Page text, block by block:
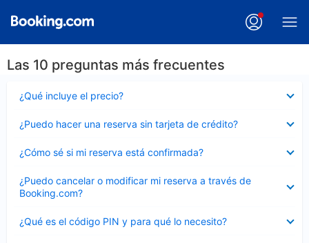
Las 10 preguntas más frecuentes
¿Qué incluye el precio?
cerrado
¿Puedo hacer una reserva sin tarjeta de crédito?
cerrado
¿Cómo sé si mi reserva está confirmada?
cerrado
¿Puedo cancelar o modificar mi reserva a través de
Booking.com?
cerrado
¿Qué es el código PIN y para qué lo necesito?
cerrado